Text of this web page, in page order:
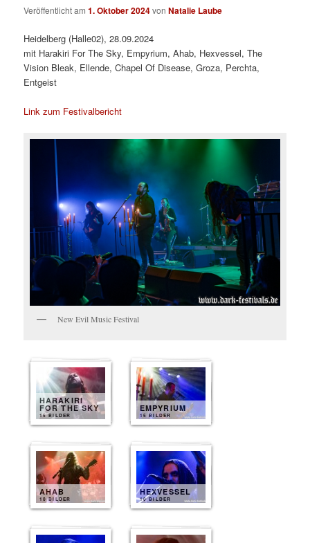
Veröffentlicht am1. Oktober 2024vonNatalie Laube
Heidelberg (Halle02), 28.09.2024
mit Harakiri For The Sky, Empyrium, Ahab, Hexvessel, The
Vision Bleak, Ellende, Chapel Of Disease, Groza, Perchta,
Entgeist
Link zum Festivalbericht
New Evil Music Festival
HARAKIRI
FOR THE SKY
15 BILDER
EMPYRIUM
15 BILDER
AHAB
10 BILDER
HEXVESSEL
10 BILDER